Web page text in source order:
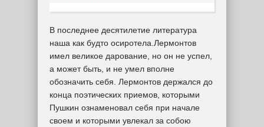
В последнее десятилетие литература
наша как будто осиротела.Лермонтов
имел великое дарование, но он не успел,
а может быть, и не умел вполне
обозначить себя. Лермонтов держался до
конца поэтических приемов, которыми
Пушкин ознаменовал себя при начале
своем и которыми увлекал за собою